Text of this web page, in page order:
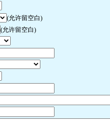
(允许留空白)
(允许留空白)